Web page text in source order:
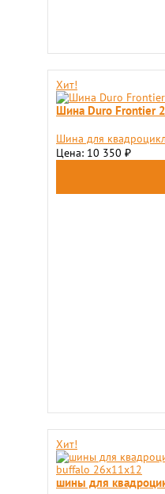
Хит!
Шина Duro Frontier
Шина для
Цена: 10 350 ₽
Хит!
шины для